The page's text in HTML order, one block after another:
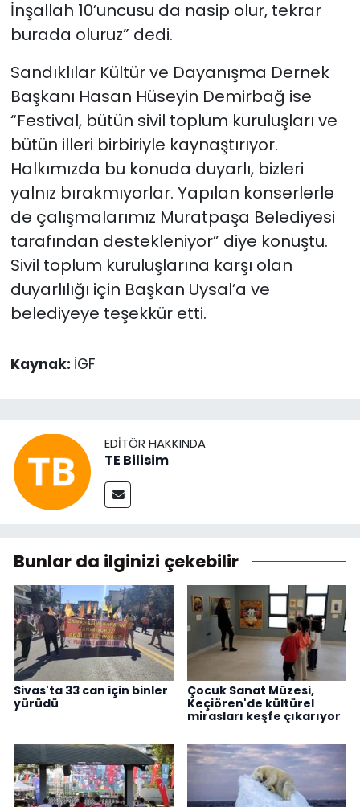
İnşallah 10’uncusu da nasip olur, tekrar
burada oluruz” dedi.
Sandıklılar Kültür ve Dayanışma Dernek
Başkanı Hasan Hüseyin Demirbağ ise
“Festival, bütün sivil toplum kuruluşları ve
bütün illeri birbiriyle kaynaştırıyor.
Halkımızda bu konuda duyarlı, bizleri
yalnız bırakmıyorlar. Yapılan konserlerle
de çalışmalarımız Muratpaşa Belediyesi
tarafından destekleniyor” diye konuştu.
Sivil toplum kuruluşlarına karşı olan
duyarlılığı için Başkan Uysal’a ve
belediyeye teşekkür etti.
Kaynak: İGF
EDITÖR HAKKINDA
TE Bilisim
Bunlar da ilginizi çekebilir
Sivas'ta 33 can için binler
yürüdü
Çocuk Sanat Müzesi,
Keçiören'de kültürel
mirasları keşfe çıkarıyor